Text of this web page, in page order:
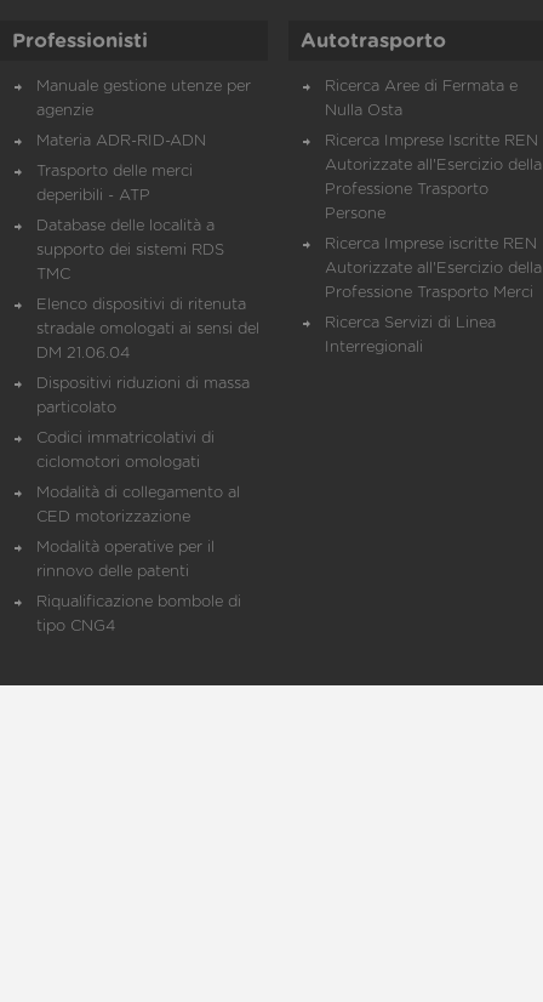
Professionisti
Manuale gestione utenze per
agenzie
Materia ADR-RID-ADN
Trasporto delle merci
deperibili - ATP
Database delle località a
supporto dei sistemi RDS
TMC
Elenco dispositivi di ritenuta
stradale omologati ai sensi del
DM 21.06.04
Dispositivi riduzioni di massa
particolato
Codici immatricolativi di
ciclomotori omologati
Modalità di collegamento al
CED motorizzazione
Modalità operative per il
rinnovo delle patenti
Riqualificazione bombole di
tipo CNG4
Autotrasporto
Ricerca Aree di Fermata e
Nulla Osta
Ricerca Imprese Iscritte REN
Autorizzate all'Esercizio della
Professione Trasporto
Persone
Ricerca Imprese iscritte REN
Autorizzate all'Esercizio della
Professione Trasporto Merci
Ricerca Servizi di Linea
Interregionali